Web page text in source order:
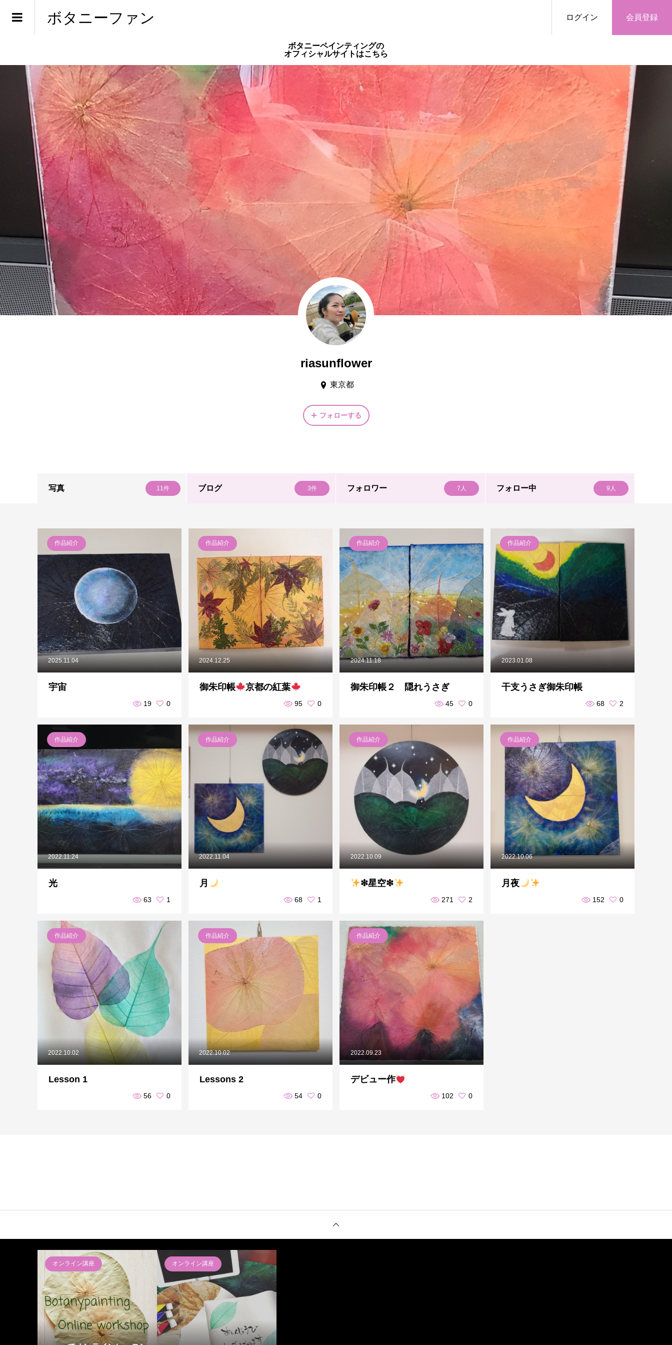
ボタニーファン ログイン 会員登録
ボタニーペインティングの
オフィシャルサイトはこちら
riasunflower
東京都
フォローする
写真 11件 ブログ 3件 フォロワー 7人 フォロー中 9人
2025.11.04
作品紹介
宇宙
19 0
2024.12.25
作品紹介
御朱印帳 京都の紅葉
95 0
2024.11.18
作品紹介
御朱印帳２ 隠れうさぎ
45 0
2023.01.08
作品紹介
干支うさぎ御朱印帳
68 2
2022.11.24
作品紹介
光
63 1
2022.11.04
作品紹介
月
68 1
2022.10.09
作品紹介
❇星空❇
271 2
2022.10.06
作品紹介
月夜
152 0
2022.10.02
作品紹介
Lesson 1
56 0
2022.10.02
作品紹介
Lessons 2
54 0
2022.09.23
作品紹介
デビュー作
102 0
オンライン講座 オンライン講座